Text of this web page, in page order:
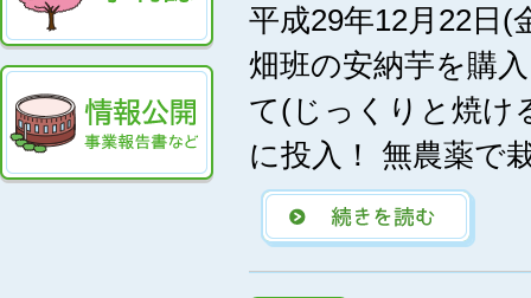
平成29年12月22日
畑班の安納芋を購
て(じっくりと焼け
に投入！ 無農薬で